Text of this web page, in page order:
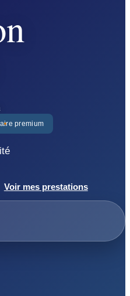
premium
Voir mes prestations